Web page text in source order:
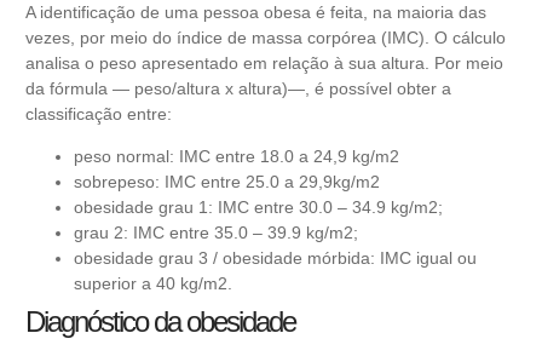
A identificação de uma pessoa obesa é feita, na maioria das
vezes, por meio do índice de massa corpórea (IMC). O cálculo
analisa o peso apresentado em relação à sua altura. Por meio
da fórmula — peso/altura x altura)—, é possível obter a
classificação entre:
peso normal: IMC entre 18.0 a 24,9 kg/m2
sobrepeso: IMC entre 25.0 a 29,9kg/m2
obesidade grau 1: IMC entre 30.0 – 34.9 kg/m2;
grau 2: IMC entre 35.0 – 39.9 kg/m2;
obesidade grau 3 / obesidade mórbida: IMC igual ou
superior a 40 kg/m2.
Diagnóstico da obesidade